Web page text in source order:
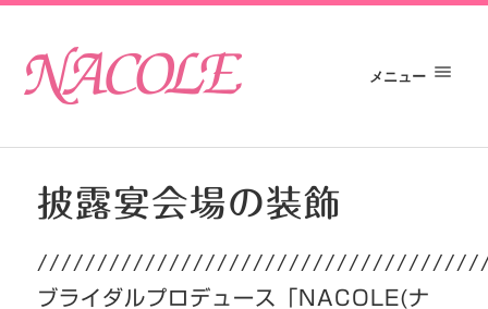
メニュー
披露宴会場の装飾
ブライダルプロデュース「NACOLE(ナ